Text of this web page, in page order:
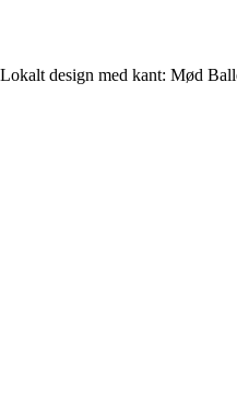
Lokalt design med kant: Mød